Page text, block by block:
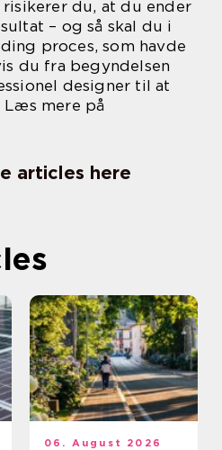
du, at du ender
– og så skal du i
proces, som havde
du fra begyndelsen
designer til at
Læs mere på
articles here
06. August 2026